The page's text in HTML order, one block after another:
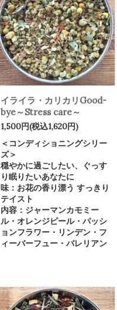
イライラ・カリカリGood-
bye～Stress care～
1,500円(税込1,620円)
＜コンディショニングシリー
ズ＞
穏やかに過ごしたい、ぐっす
り眠りたいあなたに
味：お花の香り漂う すっきり
テイスト
内容：ジャーマンカモミー
ル・オレンジピール・パッシ
ョンフラワー・リンデン・フ
ィーバーフュー・バレリアン